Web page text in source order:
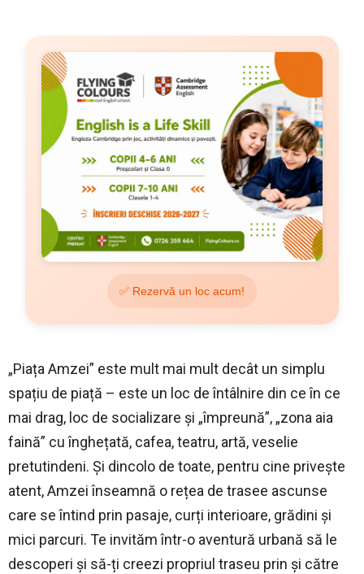
✅ Rezervă un loc acum!
„Piața Amzei” este mult mai mult decât un simplu
spațiu de piață – este un loc de întâlnire din ce în ce
mai drag, loc de socializare și „împreună”, „zona aia
faină” cu înghețată, cafea, teatru, artă, veselie
pretutindeni. Și dincolo de toate, pentru cine privește
atent, Amzei înseamnă o rețea de trasee ascunse
care se întind prin pasaje, curți interioare, grădini și
mici parcuri. Te invităm într-o aventură urbană să le
descoperi și să-ți creezi propriul traseu prin și către